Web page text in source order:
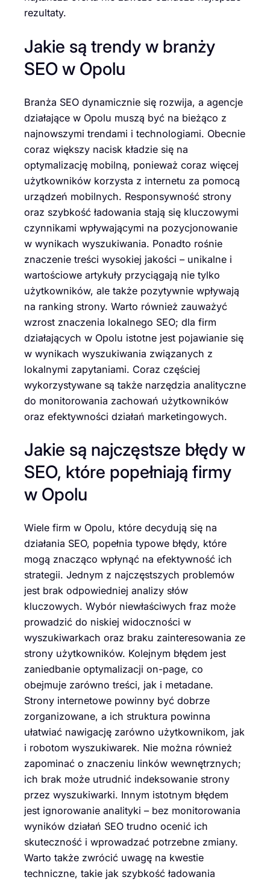
rezultaty.
Jakie są trendy w branży
SEO w Opolu
Branża SEO dynamicznie się rozwija, a agencje
działające w Opolu muszą być na bieżąco z
najnowszymi trendami i technologiami. Obecnie
coraz większy nacisk kładzie się na
optymalizację mobilną, ponieważ coraz więcej
użytkowników korzysta z internetu za pomocą
urządzeń mobilnych. Responsywność strony
oraz szybkość ładowania stają się kluczowymi
czynnikami wpływającymi na pozycjonowanie
w wynikach wyszukiwania. Ponadto rośnie
znaczenie treści wysokiej jakości – unikalne i
wartościowe artykuły przyciągają nie tylko
użytkowników, ale także pozytywnie wpływają
na ranking strony. Warto również zauważyć
wzrost znaczenia lokalnego SEO; dla firm
działających w Opolu istotne jest pojawianie się
w wynikach wyszukiwania związanych z
lokalnymi zapytaniami. Coraz częściej
wykorzystywane są także narzędzia analityczne
do monitorowania zachowań użytkowników
oraz efektywności działań marketingowych.
Jakie są najczęstsze błędy w
SEO, które popełniają firmy
w Opolu
Wiele firm w Opolu, które decydują się na
działania SEO, popełnia typowe błędy, które
mogą znacząco wpłynąć na efektywność ich
strategii. Jednym z najczęstszych problemów
jest brak odpowiedniej analizy słów
kluczowych. Wybór niewłaściwych fraz może
prowadzić do niskiej widoczności w
wyszukiwarkach oraz braku zainteresowania ze
strony użytkowników. Kolejnym błędem jest
zaniedbanie optymalizacji on-page, co
obejmuje zarówno treści, jak i metadane.
Strony internetowe powinny być dobrze
zorganizowane, a ich struktura powinna
ułatwiać nawigację zarówno użytkownikom, jak
i robotom wyszukiwarek. Nie można również
zapominać o znaczeniu linków wewnętrznych;
ich brak może utrudnić indeksowanie strony
przez wyszukiwarki. Innym istotnym błędem
jest ignorowanie analityki – bez monitorowania
wyników działań SEO trudno ocenić ich
skuteczność i wprowadzać potrzebne zmiany.
Warto także zwrócić uwagę na kwestie
techniczne, takie jak szybkość ładowania